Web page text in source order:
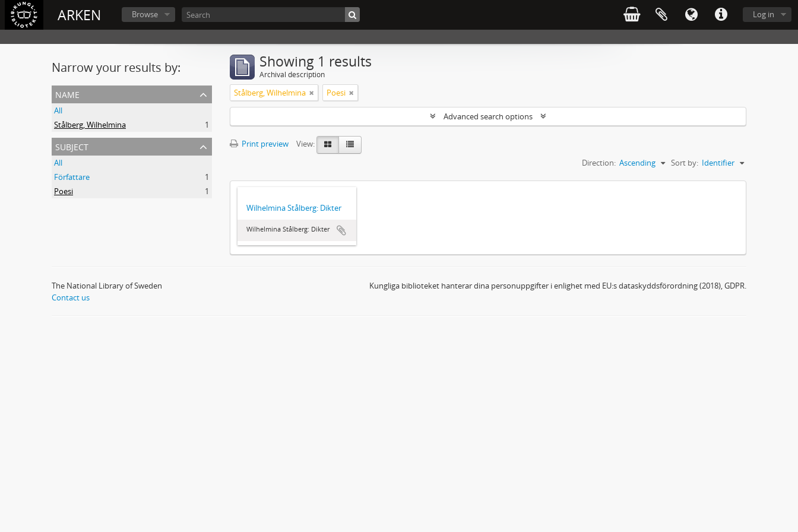
ARKEN Log in
Browse
Narrow your results by:
name
All
Stålberg, Wilhelmina
1
subject
All
Författare
1
Poesi
1
Showing 1 results
Archival description
Stålberg, Wilhelmina Poesi
Advanced search options
Print preview
View:
Sort by: Identifier
Direction: Ascending
Wilhelmina Stålberg: Dikter
Wilhelmina Stålberg: Dikter
The National Library of Sweden
Contact us
Kungliga biblioteket hanterar dina personuppgifter i enlighet med EU:s dataskyddsförordning (2018), GDPR.